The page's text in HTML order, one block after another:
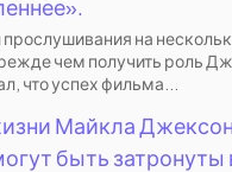
на
чем получить роль
что успех фильма...
Майкла
быть затронуты